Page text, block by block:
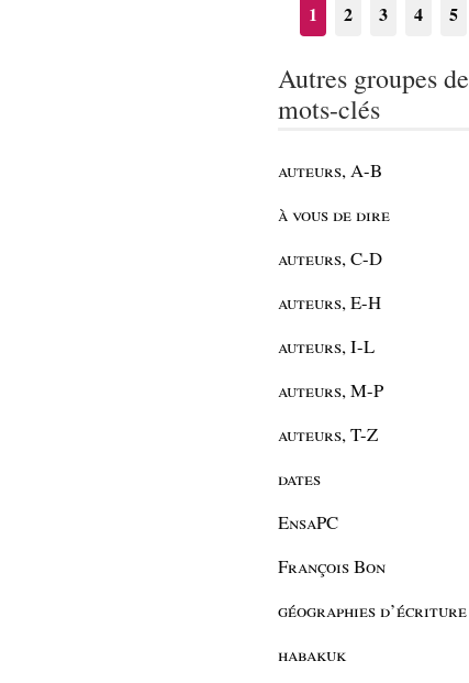
1 2 3 4 5
Autres groupes de
mots-clés
auteurs, A-B
à vous de dire
auteurs, C-D
auteurs, E-H
auteurs, I-L
auteurs, M-P
auteurs, T-Z
dates
EnsaPC
François Bon
géographies d’écriture
habakuk